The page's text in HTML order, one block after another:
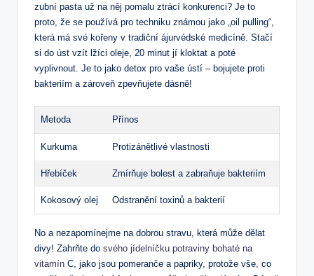
zubní pasta už na něj pomalu ztrácí ⁤konkurenci?​ Je to
⁣proto, že se používá pro ⁣techniku‍ známou jako „oil pulling“,
která má své ‌kořeny v tradiční ájurvédské medicíně. Stačí
si do úst‌ vzít lžíci oleje, 20 minut ⁢jí kloktat a poté
vyplivnout. ⁣Je to jako detox ⁢pro⁤ vaše ⁢ústí – bojujete proti
bakteriím a zároveň zpevňujete dásně!
Metoda Přínos
Kurkuma Protizánětlivé vlastnosti
Hřebíček Zmírňuje bolest a zabraňuje bakteriím
Kokosový olej Odstranění toxinů a bakterií
No a nezapomínejme na dobrou stravu, která může ‍dělat
divy! Zahrňte do svého jídelníčku potraviny bohaté na
vitamín C, jako jsou pomeranče a papriky, protože ⁣vše,⁣ co